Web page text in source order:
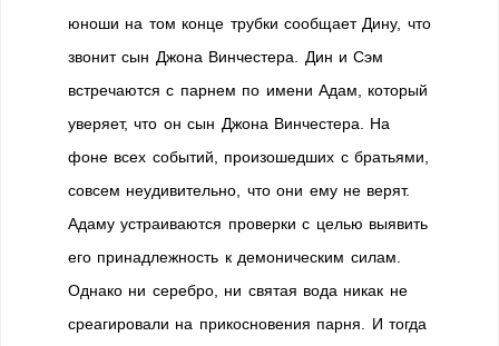
юноши на том конце трубки сообщает Дину, что
звонит сын Джона Винчестера. Дин и Сэм
встречаются с парнем по имени Адам, который
уверяет, что он сын Джона Винчестера. На
фоне всех событий, произошедших с братьями,
совсем неудивительно, что они ему не верят.
Адаму устраиваются проверки с целью выявить
его принадлежность к демоническим силам.
Однако ни серебро, ни святая вода никак не
среагировали на прикосновения парня. И тогда